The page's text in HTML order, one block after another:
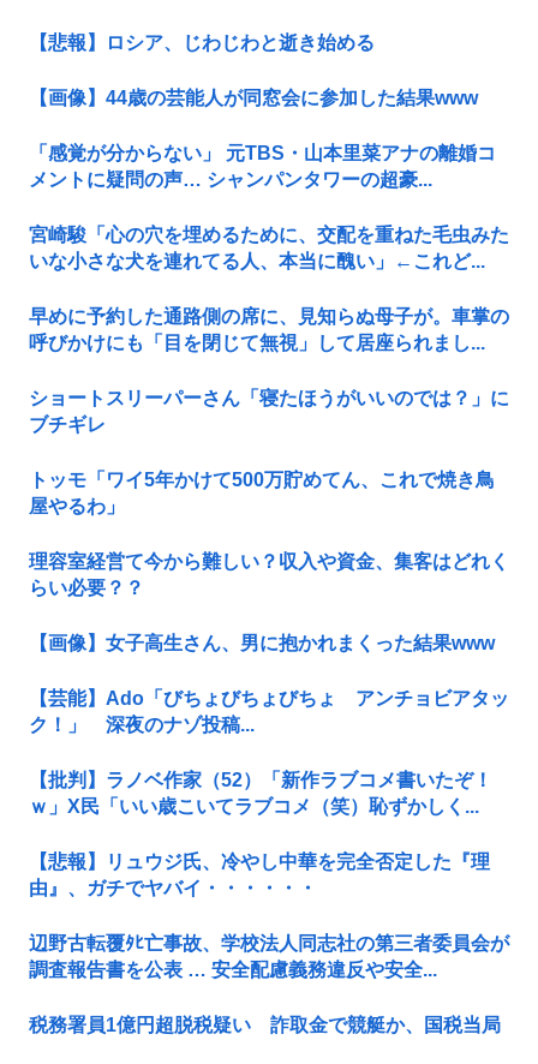
【悲報】ロシア、じわじわと逝き始める
【画像】44歳の芸能人が同窓会に参加した結果www
「感覚が分からない」 元TBS・山本里菜アナの離婚コ
メントに疑問の声… シャンパンタワーの超豪...
宮崎駿「心の穴を埋めるために、交配を重ねた毛虫みた
いな小さな犬を連れてる人、本当に醜い」←これど...
早めに予約した通路側の席に、見知らぬ母子が。車掌の
呼びかけにも「目を閉じて無視」して居座られまし...
ショートスリーパーさん「寝たほうがいいのでは？」に
ブチギレ
トッモ「ワイ5年かけて500万貯めてん、これで焼き鳥
屋やるわ」
理容室経営て今から難しい？収入や資金、集客はどれく
らい必要？？
【画像】女子高生さん、男に抱かれまくった結果www
【芸能】Ado「びちょびちょびちょ アンチョビアタッ
ク！」 深夜のナゾ投稿...
【批判】ラノベ作家（52）「新作ラブコメ書いたぞ！
ｗ」X民「いい歳こいてラブコメ（笑）恥ずかしく...
【悲報】リュウジ氏、冷やし中華を完全否定した『理
由』、ガチでヤバイ・・・・・・
辺野古転覆ﾀﾋ亡事故、学校法人同志社の第三者委員会が
調査報告書を公表 … 安全配慮義務違反や安全...
税務署員1億円超脱税疑い 詐取金で競艇か、国税当局